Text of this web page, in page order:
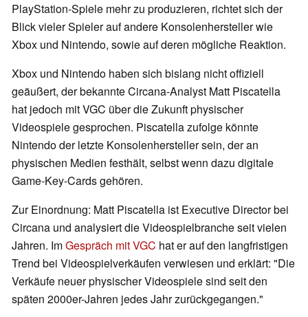
PlayStation-Spiele mehr zu produzieren, richtet sich der
Blick vieler Spieler auf andere Konsolenhersteller wie
Xbox und Nintendo, sowie auf deren mögliche Reaktion.
Xbox und Nintendo haben sich bislang nicht offiziell
geäußert, der bekannte Circana-Analyst Matt Piscatella
hat jedoch mit VGC über die Zukunft physischer
Videospiele gesprochen. Piscatella zufolge könnte
Nintendo der letzte Konsolenhersteller sein, der an
physischen Medien festhält, selbst wenn dazu digitale
Game-Key-Cards gehören.
Zur Einordnung: Matt Piscatella ist Executive Director bei
Circana und analysiert die Videospielbranche seit vielen
Jahren. ImGespräch mit VGC hat er auf den langfristigen
Trend bei Videospielverkäufen verwiesen und erklärt: "Die
Verkäufe neuer physischer Videospiele sind seit den
späten 2000er-Jahren jedes Jahr zurückgegangen."